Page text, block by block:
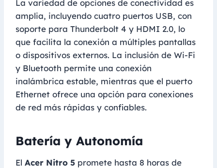
La variedad de opciones de conectividad es
amplia, incluyendo cuatro puertos USB, con
soporte para Thunderbolt 4 y HDMI 2.0, lo
que facilita la conexión a múltiples pantallas
o dispositivos externos. La inclusión de Wi-Fi
y Bluetooth permite una conexión
inalámbrica estable, mientras que el puerto
Ethernet ofrece una opción para conexiones
de red más rápidas y confiables.
Batería y Autonomía
El Acer Nitro 5 promete hasta 8 horas de